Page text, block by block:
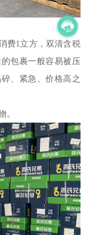
费1立方，双清含税
包裹一般容易被压
、紧急、价格高之
。